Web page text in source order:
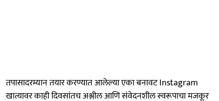
तपासादरम्यान तयार करण्यात आलेल्या एका बनावट Instagram
खात्यावर काही दिवसांतच अश्लील आणि संवेदनशील स्वरूपाचा मजकूर